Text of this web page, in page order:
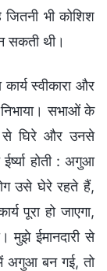
भी कोशिश
सकती थी।
स्वीकारा और
निभाया। सभाओं के
से घिरे और उनसे
होती : अगुआ
उसे घेरे रहते हैं,
पूरा हो जाएगा,
मुझे ईमानदारी से
अगुआ बन गई, तो